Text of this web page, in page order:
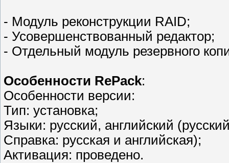
- Модуль реконструкции RAID;
- Усовершенствованный редактор;
- Отдельный модуль резервного
Особенности RePack:
Особенности версии:
Тип: установка;
Языки: русский, английский
Справка: русская и английская);
Активация: проведено.